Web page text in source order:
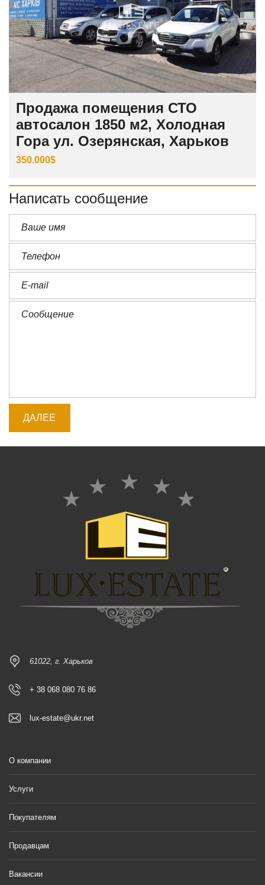
Продажа помещения СТО
автосалон 1850 м2, Холодная
Гора ул. Озерянская, Харьков
350.000$
Написать сообщение
61022, г. Харьков
+ 38 068 080 76 86
lux-estate@ukr.net
О компании
Услуги
Покупателям
Продавцам
Вакансии